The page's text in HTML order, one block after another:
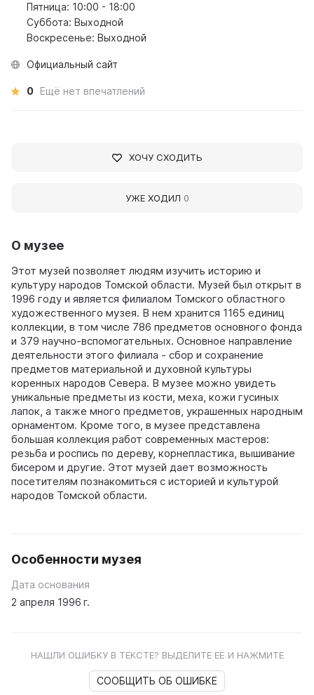
О музее
Этот музей позволяет людям изучить историю и
культуру народов Томской области. Музей был открыт в
1996 году и является филиалом Томского областного
художественного музея. В нем хранится 1165 единиц
коллекции, в том числе 786 предметов основного фонда
и 379 научно-вспомогательных. Основное направление
деятельности этого филиала - сбор и сохранение
предметов материальной и духовной культуры
коренных народов Севера. В музее можно увидеть
уникальные предметы из кости, меха, кожи гусиных
лапок, а также много предметов, украшенных народным
орнаментом. Кроме того, в музее представлена
большая коллекция работ современных мастеров:
резьба и роспись по дереву, корнепластика, вышивание
бисером и другие. Этот музей дает возможность
посетителям познакомиться с историей и культурой
народов Томской области.
Особенности музея
Дата основания
2 апреля 1996 г.
НАШЛИ ОШИБКУ В ТЕКСТЕ? ВЫДЕЛИТЕ ЕЁ И НАЖМИТЕ
СООБЩИТЬ ОБ ОШИБКЕ
Пятница: 10:00 - 18:00
Суббота: Выходной
Воскресенье: Выходной
Официальный сайт
0 Ещё нет впечатлений
ХОЧУ СХОДИТЬ
УЖЕ ХОДИЛ 0